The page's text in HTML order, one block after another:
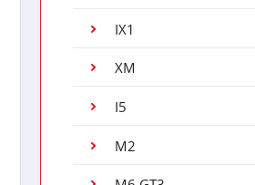
IX1
XM
I5
M2